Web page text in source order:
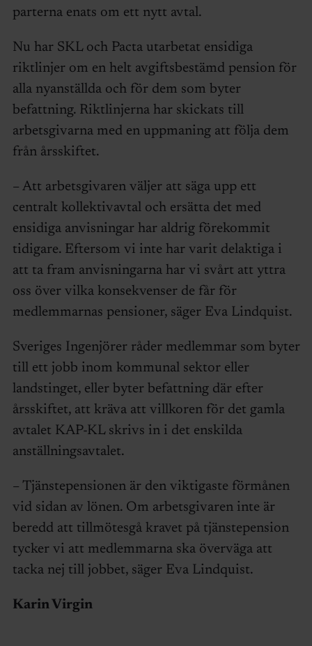
parterna enats om ett nytt avtal.
Nu har SKL och Pacta utarbetat ensidiga
riktlinjer om en helt avgiftsbestämd pension för
alla nyanställda och för dem som byter
befattning. Riktlinjerna har skickats till
arbetsgivarna med en uppmaning att följa dem
från årsskiftet.
– Att arbetsgivaren väljer att säga upp ett
centralt kollektivavtal och ersätta det med
ensidiga anvisningar har aldrig förekommit
tidigare. Eftersom vi inte har varit delaktiga i
att ta fram anvisningarna har vi svårt att yttra
oss över vilka konsekvenser de får för
medlemmarnas pensioner, säger Eva Lindquist.
Sveriges Ingenjörer råder medlemmar som byter
till ett jobb inom kommunal sektor eller
landstinget, eller byter befattning där efter
årsskiftet, att kräva att villkoren för det gamla
avtalet KAP-KL skrivs in i det enskilda
anställningsavtalet.
– Tjänstepensionen är den viktigaste förmånen
vid sidan av lönen. Om arbetsgivaren inte är
beredd att tillmötesgå kravet på tjänstepension
tycker vi att medlemmarna ska överväga att
tacka nej till jobbet, säger Eva Lindquist.
Karin Virgin